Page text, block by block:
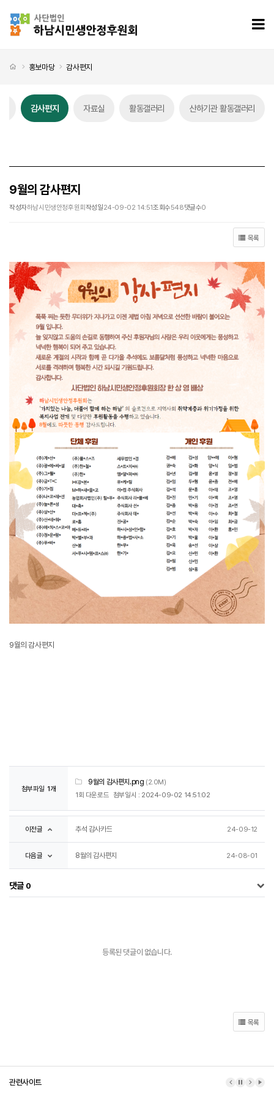
처음으로
홍보마당 감사편지
감사편지 자료실 활동갤러리 산하기관 활동갤러리
9월의 감사편지
작성자하남시민생안정후원회작성일24-09-02 14:51조회수548댓글수0
목록
9월의 감사편지
첨부파일 1개
9월의 감사편지.png (2.0M)
1회 다운로드 첨부일시 : 2024-09-02 14:51:02
이전글 추석 감사카드 24-09-12
다음글 8월의 감사편지 24-08-01
댓글 0
등록된 댓글이 없습니다.
목록
관련사이트 이전 배너
배너 정지
다음 배
배